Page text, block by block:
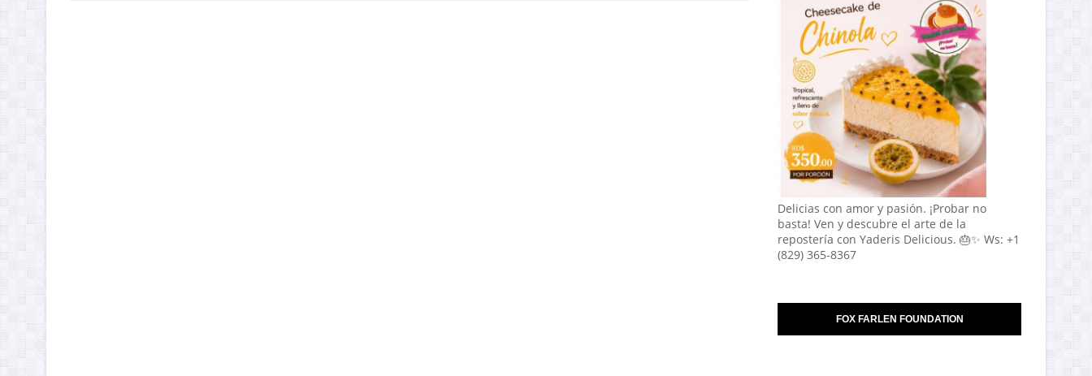
Delicias con amor y pasión. ¡Probar no
basta! Ven y descubre el arte de la
repostería con Yaderis Delicious. 🎂✨ Ws: +1
(829) 365-8367
FOX FARLEN FOUNDATION